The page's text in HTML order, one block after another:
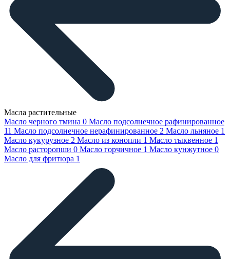
Масла растительные
Масло черного тмина 0 Масло подсолнечное рафинированное
11 Масло подсолнечное нерафинированное 2 Масло льняное 1
Масло кукурузное 2 Масло из конопли 1 Масло тыквенное 1
Масло расторопши 0 Масло горчичное 1 Масло кунжутное 0
Масло для фритюра 1